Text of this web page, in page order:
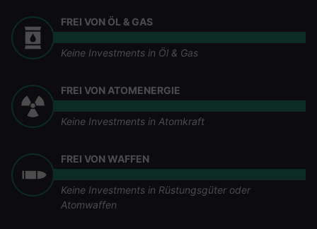
FREI VON ÖL & GAS
Keine Investments in Öl & Gas
FREI VON ATOMENERGIE
Keine Investments in Atomkraft
FREI VON WAFFEN
Keine Investments in Rüstungsgüter oder
Atomwaffen